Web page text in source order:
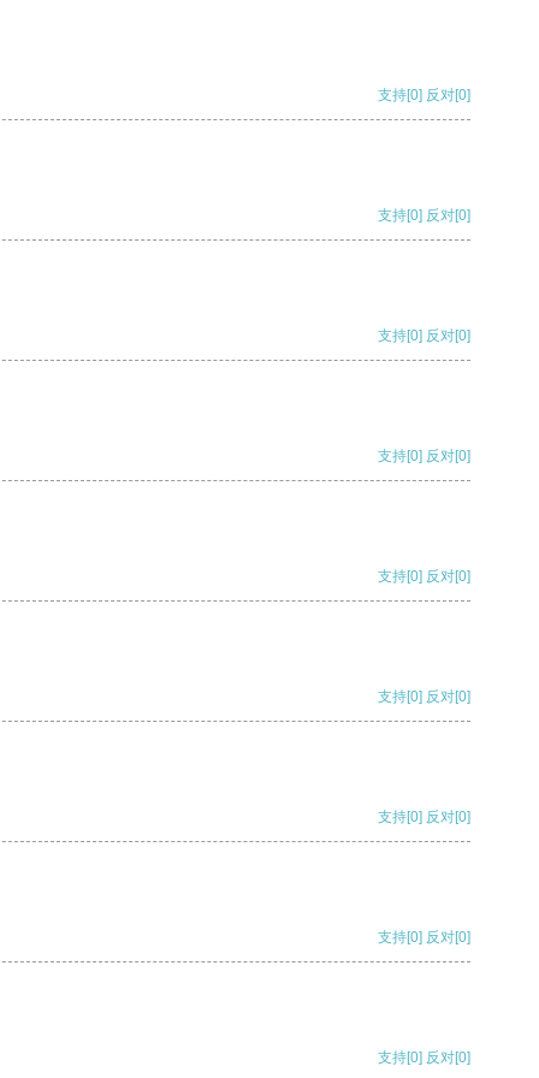
支持[0] 反对[0]
支持[0] 反对[0]
支持[0] 反对[0]
支持[0] 反对[0]
支持[0] 反对[0]
支持[0] 反对[0]
支持[0] 反对[0]
支持[0] 反对[0]
支持[0] 反对[0]